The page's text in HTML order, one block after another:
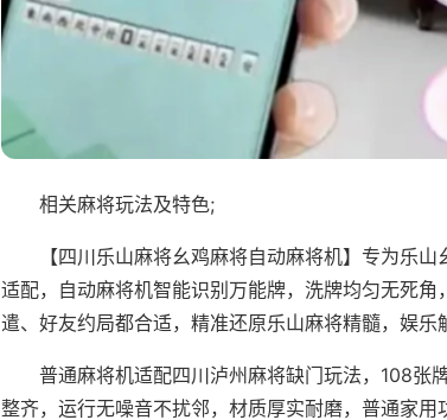
相关麻将玩法及特色;
【四川乐山麻将幺鸡麻将自动麻将机】专为乐
适配，自动麻将机智能识别万能牌，洗牌均匀无死
遣、好友约局都合适，精准还原乐山麻将精髓，娱乐
普通麻将机适配四川泸州麻将缺门玩法，108张
整齐，运行无噪音不扰邻，材质厚实耐磨，普通家用